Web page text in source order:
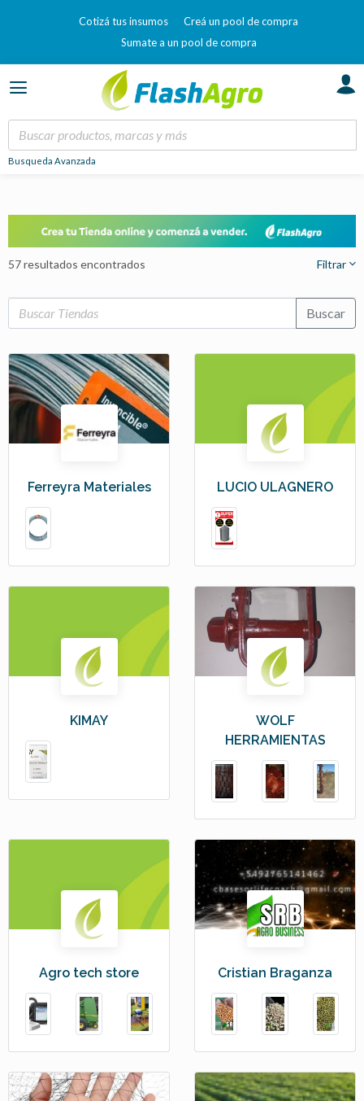
Cotizá tus insumos
Creá un pool de compra
Sumate a un pool de compra
Busqueda Avanzada
57 resultados encontrados Filtrar
Buscar
Ferreyra Materiales LUCIO ULAGNERO
KIMAY
WOLF
HERRAMIENTAS
Agro tech store Cristian Braganza